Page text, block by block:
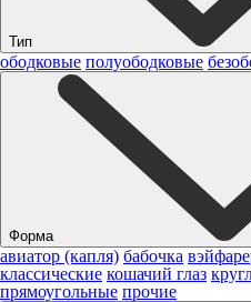
Тип
ободковые полуободковые
Форма
авиатор (капля) бабочка
классические кошачий глаз
прямоугольные прочие